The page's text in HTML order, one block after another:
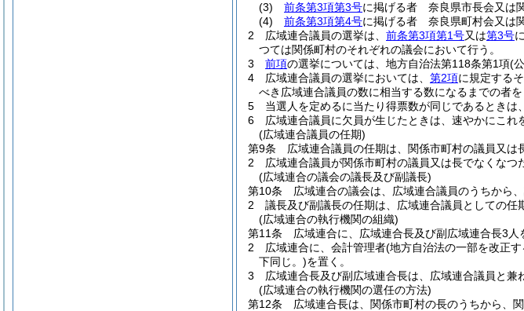
(3)
前条第3項第3号に掲げる者 奈良県市長会又は
(4)
前条第3項第4号に掲げる者 奈良県町村会又は
2
広域連合議員の選挙は、 前条第3項第1号又は第3号
つては関係町村のそれぞれの議会において行う。
3
前項の選挙については、地方自治法第118条第1項(
4
広域連合議員の選挙においては、 第2項に規定する
べき広域連合議員の数に相当する数になるまでの者を
5
当選人を定めるに当たり得票数が同じであるときは
6
広域連合議員に欠員が生じたときは、速やかにこれ
(広域連合議員の任期)
第9条
広域連合議員の任期は、関係市町村の議員又は
2
広域連合議員が関係市町村の議員又は長でなくなつ
(広域連合の議会の議長及び副議長)
第10条
広域連合の議会は、広域連合議員のうちから
2
議長及び副議長の任期は、広域連合議員としての任
(広域連合の執行機関の組織)
第11条
広域連合に、広域連合長及び副広域連合長3人
2
広域連合に、会計管理者(地方自治法の一部を改正
下同じ。)を置く。
3
広域連合長及び副広域連合長は、広域連合議員と兼
(広域連合の執行機関の選任の方法)
第12条
広域連合長は、関係市町村の長のうちから、